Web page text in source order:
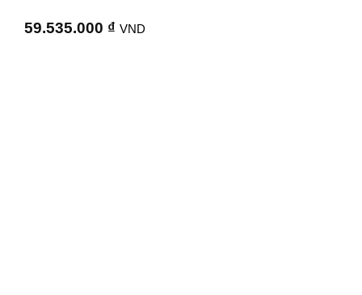
59.535.000 ₫ VND